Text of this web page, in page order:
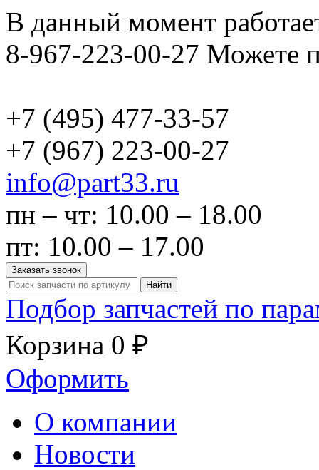
В данный момент
8-967-223-00-27 Можете
+7 (495) 477-33-57
+7 (967) 223-00-27
info@part33.ru
пн – чт: 10.00 – 18.00
пт: 10.00 – 17.00
Заказать звонок
Найти
Подбор запчастей по
Корзина 0 ₽
Оформить
О компании
Новости